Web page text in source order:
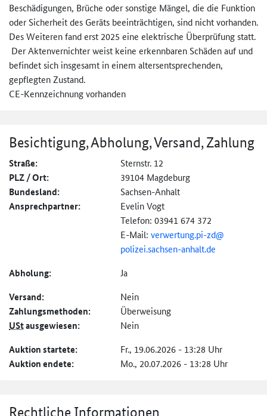
Beschädigungen, Brüche oder sonstige Mängel, die die Funktion
oder Sicherheit des Geräts beeinträchtigen, sind nicht vorhanden.
Des Weiteren fand erst 2025 eine elektrische Überprüfung statt.
Der Aktenvernichter weist keine erkennbaren Schäden auf und
befindet sich insgesamt in einem altersentsprechenden,
gepflegten Zustand.
CE-Kennzeichnung vorhanden
Besichtigung, Abholung, Versand, Zahlung
Straße: Sternstr. 12
PLZ / Ort: 39104 Magdeburg
Bundesland: Sachsen-Anhalt
Ansprechpartner:
Evelin Vogt
Telefon: 03941 674 372
E-Mail: verwertung.pi-zd@
polizei.sachsen-anhalt.de
Abholung: Ja
Versand: Nein
Zahlungs­methoden: Überweisung
UStausgewiesen: Nein
Auktion startete: Fr., 19.06.2026 - 13:28 Uhr
Auktion endete: Mo., 20.07.2026 - 13:28 Uhr
Rechtliche Informationen